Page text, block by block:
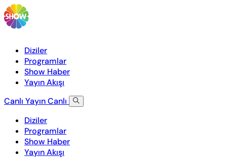
Diziler
Programlar
Show Haber
Yayın Akışı
Canlı YayınCanlı
Diziler
Programlar
Show Haber
Yayın Akışı